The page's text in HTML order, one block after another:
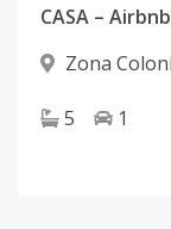
CASA –
Zona
5 1